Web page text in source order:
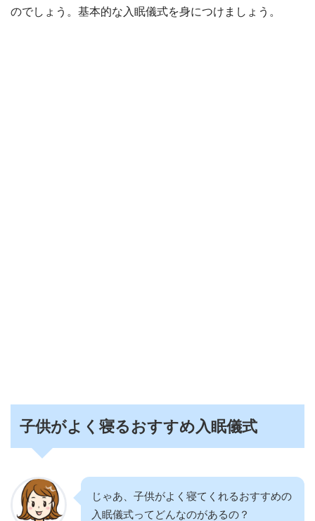
のでしょう。基本的な入眠儀式を身につけましょう。
子供がよく寝るおすすめ入眠儀式
じゃあ、子供がよく寝てくれるおすすめの
入眠儀式ってどんなのがあるの？